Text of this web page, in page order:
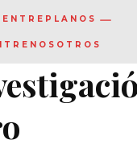
ENTREPLANOS